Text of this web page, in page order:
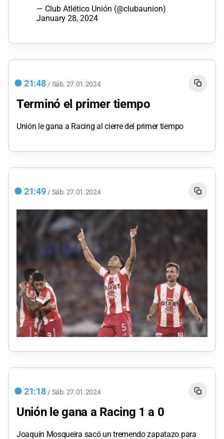
— Club Atlético Unión (@clubaunion)
January 28, 2024
21:48 / Sáb. 27.01.2024
Terminó el primer tiempo
Unión le gana a Racing al cierre del primer tiempo
21:49 / Sáb. 27.01.2024
21:18 / Sáb. 27.01.2024
Unión le gana a Racing 1 a 0
Joaquín Mosqueira sacó un tremendo zapatazo para